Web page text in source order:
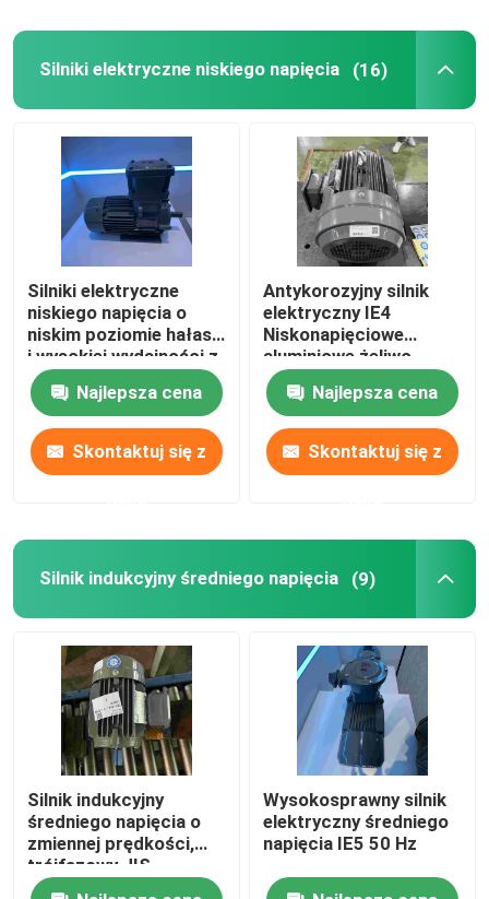
Silniki elektryczne niskiego napięcia (16)
Silniki elektryczne
niskiego napięcia o
niskim poziomie hałasu
i wysokiej wydajności z
certyfikatem CE
Najlepsza cena
Skontaktuj się z
Antykorozyjny silnik
elektryczny IE4
Niskonapięciowe
aluminiowe żeliwo
Najlepsza cena
Skontaktuj się z
Silnik indukcyjny średniego napięcia (9)
Silnik indukcyjny
średniego napięcia o
zmiennej prędkości,
trójfazowy JIS
Wysokosprawny silnik
elektryczny średniego
napięcia IE5 50 Hz